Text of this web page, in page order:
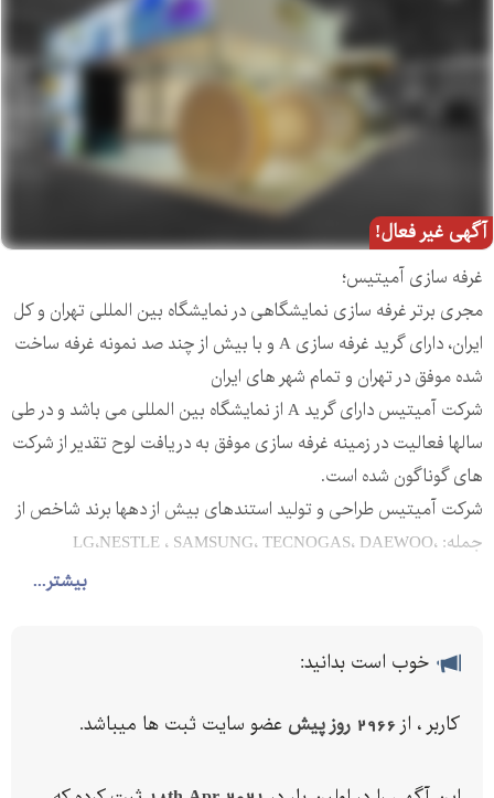
آگهی غیر فعال!
بیشتر...
غرفه سازی آمیتیس؛
مجری برتر غرفه سازی نمایشگاهی در نمایشگاه بین المللی تهران و کل
ایران، دارای گرید غرفه سازی A و با بیش از چند صد نمونه غرفه ساخت
شده موفق در تهران و تمام شهر های ایران
شرکت آمیتیس دارای گرید A از نمایشگاه بین المللی می باشد و در طی
سالها فعالیت در زمینه غرفه سازی موفق به دریافت لوح تقدیر از شرکت
های گوناگون شده است.
شرکت آمیتیس طراحی و تولید استندهای بیش از دهها برند شاخص از
جمله: LG،NESTLE ، SAMSUNG، TECNOGAS، DAEWOO،
CAMEL، BRAUN، SNOWA، PAMPERS، HEAD&SHOULDERS،
وبسایت خوب است بدانید:
کاربر ، از 2966 روز پیش عضو سایت ثبت ها میباشد.